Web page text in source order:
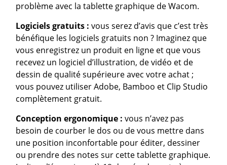
problème avec la tablette graphique de Wacom.
Logiciels gratuits :vous serez d’avis que c’est très
bénéfique les logiciels gratuits non ? Imaginez que
vous enregistrez un produit en ligne et que vous
recevez un logiciel d’illustration, de vidéo et de
dessin de qualité supérieure avec votre achat ;
vous pouvez utiliser Adobe, Bamboo et Clip Studio
complètement gratuit.
Conception ergonomique :vous n’avez pas
besoin de courber le dos ou de vous mettre dans
une position inconfortable pour éditer, dessiner
ou prendre des notes sur cette tablette graphique.